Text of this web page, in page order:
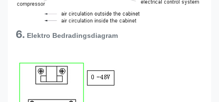
6. Elektro Bedradingsdiagram